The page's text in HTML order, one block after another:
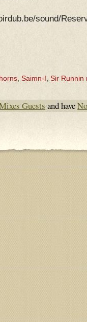
sound/
Saimn-I Sir Runnin
Guests and have